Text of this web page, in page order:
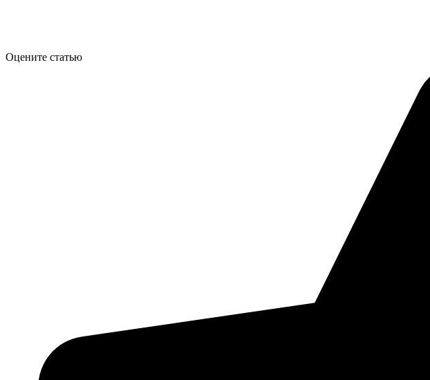
Оцените статью